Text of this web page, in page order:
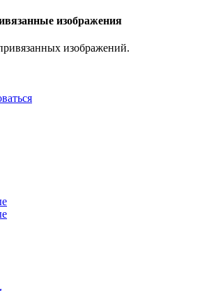
изображения
изображений.